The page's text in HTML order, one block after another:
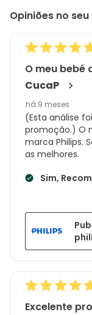
8
306
análises
Opiniões no
O meu bebé
CucaP
há 9 meses
(Esta análise
promoção.) O
marca Philips.
as melhores.
Sim,
Excelente